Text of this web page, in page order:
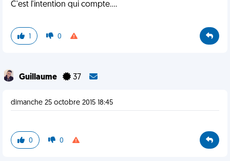
C'est l'intention qui compte....
1 0
Guillaume 37
dimanche 25 octobre 2015 18:45
0 0